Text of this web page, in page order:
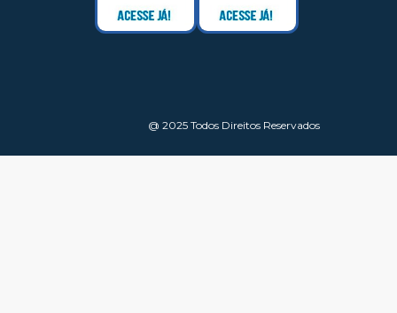
@ 2025 Todos Direitos Reservados